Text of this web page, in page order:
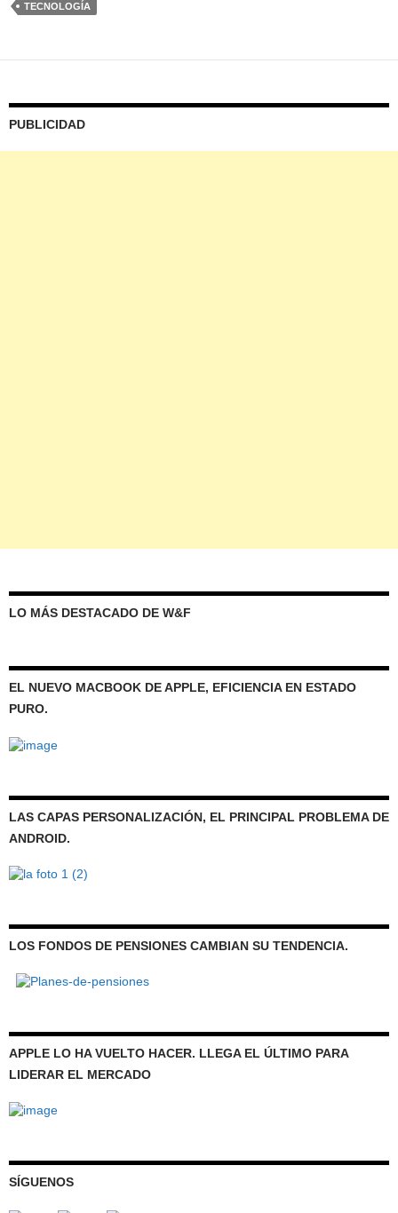
TECNOLOGÍA
PUBLICIDAD
LO MÁS DESTACADO DE W&F
EL NUEVO MACBOOK DE APPLE, EFICIENCIA EN ESTADO
PURO.
LAS CAPAS PERSONALIZACIÓN, EL PRINCIPAL PROBLEMA DE
ANDROID.
LOS FONDOS DE PENSIONES CAMBIAN SU TENDENCIA.
APPLE LO HA VUELTO HACER. LLEGA EL ÚLTIMO PARA
LIDERAR EL MERCADO
SÍGUENOS